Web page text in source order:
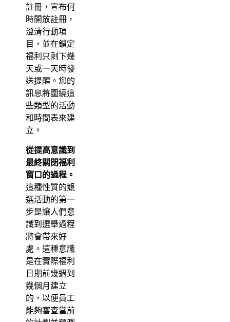
註冊，宣布何
時開放註冊，
澄清行動項
目，並在鎖定
福利只剩下幾
天或一天時發
送提醒。您的
訊息將圍繞這
些類型的活動
和時間表來建
立。
從提高意識到
最終關閉福利
窗口的過程。
這種性質的競
選活動的第一
步是讓人們意
識到選舉過程
將會帶來好
處。這種意識
是在實際福利
日期前幾週到
幾個月建立
的，以便員工
能夠審查當前